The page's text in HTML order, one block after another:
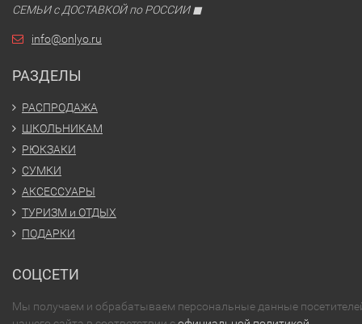
СЕМЬИ с ДОСТАВКОЙ по РОССИИ ◼
info@onlyo.ru
РАЗДЕЛЫ
РАСПРОДАЖА
ШКОЛЬНИКАМ
РЮКЗАКИ
СУМКИ
АКСЕССУАРЫ
ТУРИЗМ и ОТДЫХ
ПОДАРКИ
СОЦСЕТИ
Мы получаем и обрабатываем персональные данные